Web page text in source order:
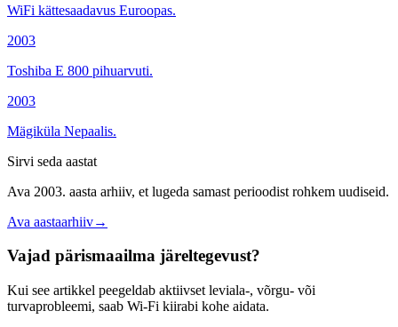
WiFi kättesaadavus Euroopas.
2003
Toshiba E 800 pihuarvuti.
2003
Mägiküla Nepaalis.
Sirvi seda aastat
Ava 2003. aasta arhiiv, et lugeda samast perioodist rohkem uudiseid.
Ava aastaarhiiv→
Vajad pärismaailma järeltegevust?
Kui see artikkel peegeldab aktiivset leviala-, võrgu- või
turvaprobleemi, saab Wi-Fi kiirabi kohe aidata.